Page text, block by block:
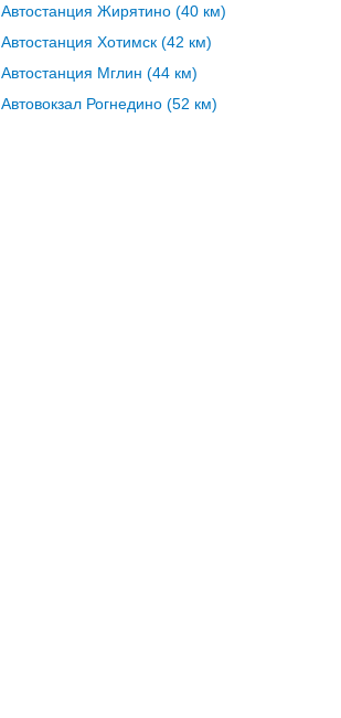
Автостанция Жирятино (40 км)
Автостанция Хотимск (42 км)
Автостанция Мглин (44 км)
Автовокзал Рогнедино (52 км)